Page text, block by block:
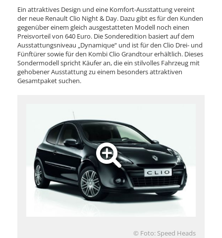
Ein attraktives Design und eine Komfort-Ausstattung vereint
der neue Renault Clio Night & Day. Dazu gibt es für den Kunden
gegenüber einem gleich ausgestatteten Modell noch einen
Preisvorteil von 640 Euro. Die Sonderedition basiert auf dem
Ausstattungsniveau „Dynamique“ und ist für den Clio Drei- und
Fünftürer sowie für den Kombi Clio Grandtour erhältlich. Dieses
Sondermodell spricht Käufer an, die ein stilvolles Fahrzeug mit
gehobener Ausstattung zu einem besonders attraktiven
Gesamtpaket suchen.
© Foto: Speed Heads